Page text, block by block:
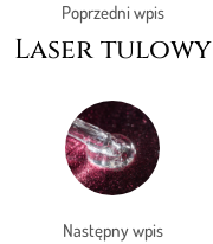
Poprzedni wpis
Laser tulowy
Następny wpis